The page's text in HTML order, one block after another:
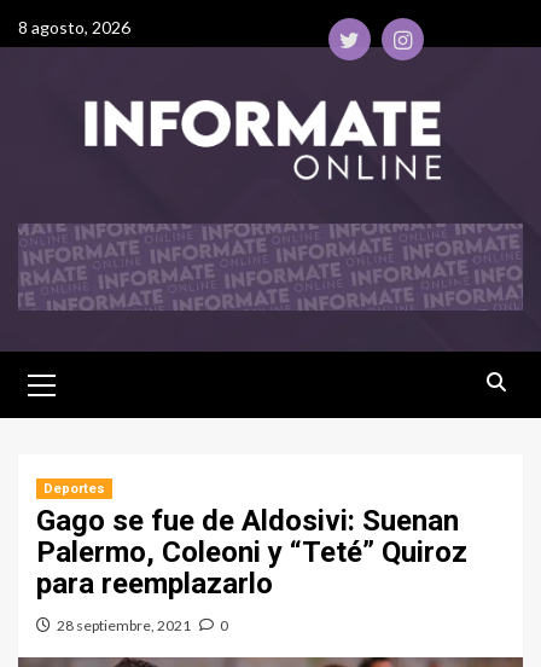
8 agosto, 2026
Deportes
Gago se fue de Aldosivi: Suenan
Palermo, Coleoni y “Teté” Quiroz
para reemplazarlo
28 septiembre, 2021 0